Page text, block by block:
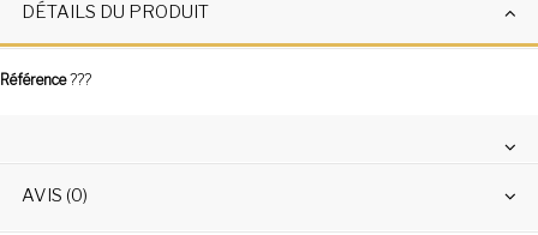
DÉTAILS DU PRODUIT
Référence ???
AVIS (0)